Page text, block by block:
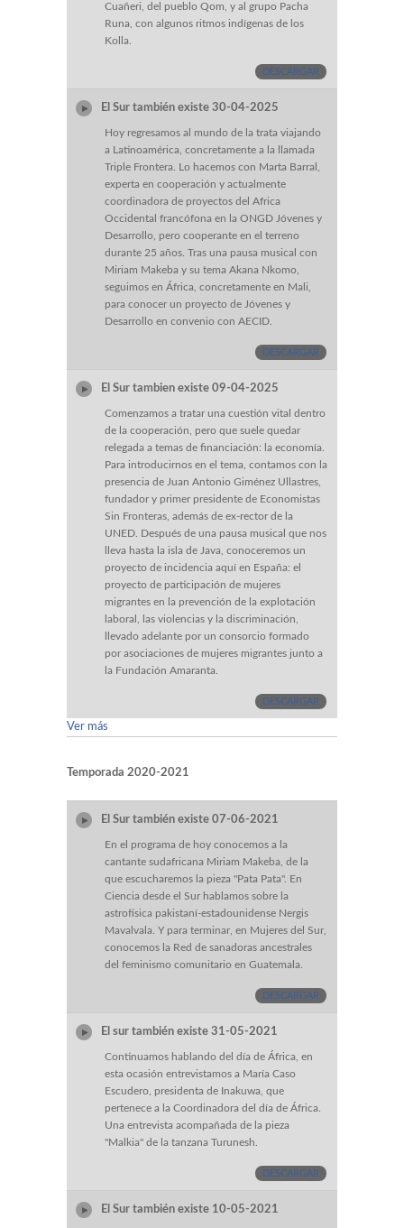
Cuañeri, del pueblo Qom, y al grupo Pacha
Runa, con algunos ritmos indígenas de los
Kolla.
DESCARGAR
El Sur también existe 30-04-2025
Hoy regresamos al mundo de la trata viajando
a Latinoamérica, concretamente a la llamada
Triple Frontera. Lo hacemos con Marta Barral,
experta en cooperación y actualmente
coordinadora de proyectos del Africa
Occidental francófona en la ONGD Jóvenes y
Desarrollo, pero cooperante en el terreno
durante 25 años. Tras una pausa musical con
Miriam Makeba y su tema Akana Nkomo,
seguimos en África, concretamente en Mali,
para conocer un proyecto de Jóvenes y
Desarrollo en convenio con AECID.
DESCARGAR
El Sur tambien existe 09-04-2025
Comenzamos a tratar una cuestión vital dentro
de la cooperación, pero que suele quedar
relegada a temas de financiación: la economía.
Para introducirnos en el tema, contamos con la
presencia de Juan Antonio Giménez Ullastres,
fundador y primer presidente de Economistas
Sin Fronteras, además de ex-rector de la
UNED. Después de una pausa musical que nos
lleva hasta la isla de Java, conoceremos un
proyecto de incidencia aquí en España: el
proyecto de participación de mujeres
migrantes en la prevención de la explotación
laboral, las violencias y la discriminación,
llevado adelante por un consorcio formado
por asociaciones de mujeres migrantes junto a
la Fundación Amaranta.
DESCARGAR
Ver más
Temporada 2020-2021
El Sur también existe 07-06-2021
En el programa de hoy conocemos a la
cantante sudafricana Miriam Makeba, de la
que escucharemos la pieza "Pata Pata". En
Ciencia desde el Sur hablamos sobre la
astrofísica pakistaní-estadounidense Nergis
Mavalvala. Y para terminar, en Mujeres del Sur,
conocemos la Red de sanadoras ancestrales
del feminismo comunitario en Guatemala.
DESCARGAR
El sur también existe 31-05-2021
Continuamos hablando del día de África, en
esta ocasión entrevistamos a María Caso
Escudero, presidenta de Inakuwa, que
pertenece a la Coordinadora del día de África.
Una entrevista acompañada de la pieza
"Malkia" de la tanzana Turunesh.
DESCARGAR
El Sur también existe 10-05-2021